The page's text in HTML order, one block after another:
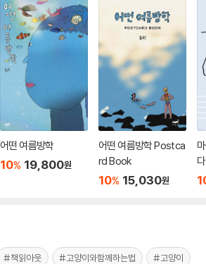
어떤 여름방학
10% 19,800원
어떤 여름방학 Postca
rd Book
10% 15,030원
다
#책읽아웃 #고양이와함께하는법 #고양이